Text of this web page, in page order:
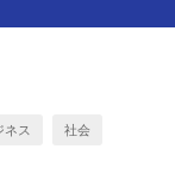
ネス 社会